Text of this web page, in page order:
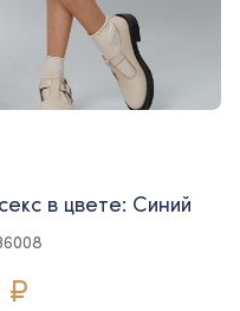
в цвете: Синий
₽